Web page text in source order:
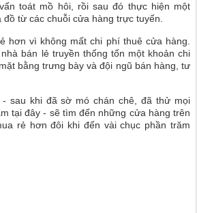
toát mồ hôi, rồi sau đó thực hiện một
từ các chuỗi cửa hàng trực tuyến.
hơn vì không mất chi phí thuê cửa hàng.
bán lẻ truyền thống tốn một khoản chi
bằng trưng bày và đội ngũ bán hàng, tư
- sau khi đã sờ mó chán chê, đã thử mọi
tại đây - sẽ tìm đến những cửa hàng trên
rẻ hơn đôi khi đến vài chục phần trăm